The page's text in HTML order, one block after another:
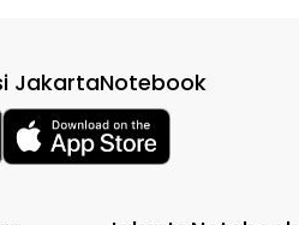
JakartaNotebook